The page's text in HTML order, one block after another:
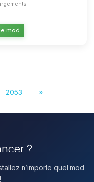
mod
2053 »
?
n’importe quel mod